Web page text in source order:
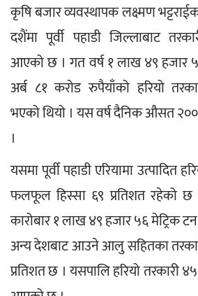
कृषि बजार व्यवस्थापक लक्ष्मण
दशैंमा पूर्वी पहाडी जिल्लाबाट
आएको छ । गत वर्ष १ लाख ४९ हजार
अर्ब ८१ करोड रुपैयाँको हरियो
भएको थियो । यस वर्ष दैनिक औसत
।
यसमा पूर्वी पहाडी एरियामा उत्पादित
फलफूल हिस्सा ६९ प्रतिशत रहेको छ
कारोबार १ लाख ४९ हजार ५६ मेट्रिक
अन्य देशबाट आउने आलु सहितका
प्रतिशत छ । यसपालि हरियो तरकारी